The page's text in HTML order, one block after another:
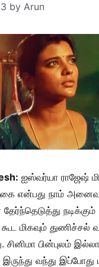
by Arun
ஐஸ்வர்யா ராஜேஷ்
என்பது நாம்
நடிக்கும்
மிகவும் துணிச்சல்
சினிமா பின்புலம்
வந்து இப்போது